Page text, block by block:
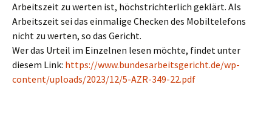
Arbeitszeit zu werten ist, höchstrichterlich geklärt. Als
Arbeitszeit sei das einmalige Checken des Mobiltelefons
nicht zu werten, so das Gericht.
Wer das Urteil im Einzelnen lesen möchte, findet unter
diesem Link: https://www.bundesarbeitsgericht.de/wp-
content/uploads/2023/12/5-AZR-349-22.pdf